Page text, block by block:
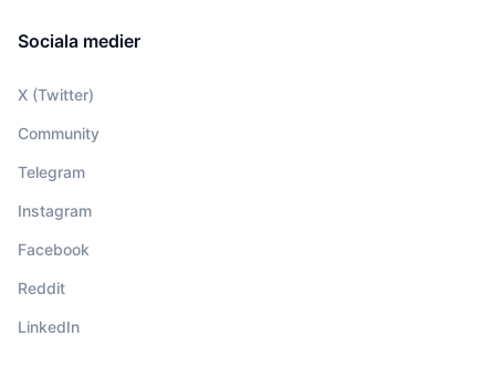
Sociala medier
X (Twitter)
Community
Telegram
Instagram
Facebook
Reddit
LinkedIn